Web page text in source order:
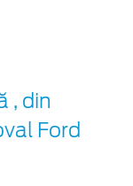
, din
Ford